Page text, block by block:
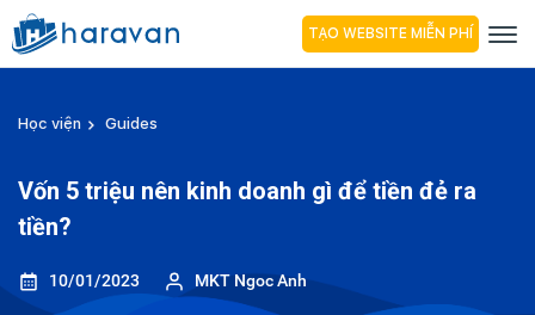
TẠO WEBSITE MIỄN PHÍ
Học viện Guides
Vốn 5 triệu nên kinh doanh gì để tiền đẻ ra
tiền?
10/01/2023 MKT Ngoc Anh